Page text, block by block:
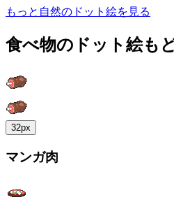
もっと自然のドット絵を見る
食べ物のドット絵も
32px
マンガ肉